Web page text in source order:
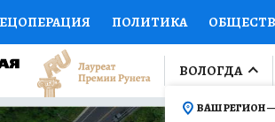
ПОЛИТИКА
СПОРТ КОЛУМНИСТЫ
ДОКТОР ФИНАНСЫ ОТКРЫВАЕМ
ВОЛОГДА
ВАШ РЕГИОН